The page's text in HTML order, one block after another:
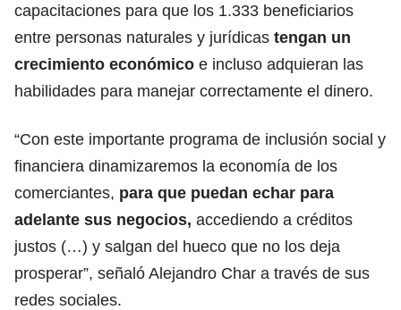
capacitaciones para que los 1.333 beneficiarios
entre personas naturales y jurídicas tengan un
crecimiento económico e incluso adquieran las
habilidades para manejar correctamente el dinero.
“Con este importante programa de inclusión social y
financiera dinamizaremos la economía de los
comerciantes, para que puedan echar para
adelante sus negocios, accediendo a créditos
justos (…) y salgan del hueco que no los deja
prosperar”, señaló Alejandro Char a través de sus
redes sociales.